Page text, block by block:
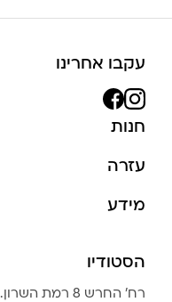
עקבו אחרינו
חנות
צמידים
בגדים
אביזרים
עזרה
מידע
שמירה על התכשיטים
הצהרת נגישות
הסטודיו
רח׳ החרש 8 רמת השרון.